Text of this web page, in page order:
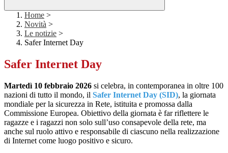
Home >
Novità >
Le notizie >
Safer Internet Day
Safer Internet Day
Martedì 10 febbraio 2026 si celebra, in contemporanea in oltre 100
nazioni di tutto il mondo, il Safer Internet Day (SID), la giornata
mondiale per la sicurezza in Rete, istituita e promossa dalla
Commissione Europea. Obiettivo della giornata è far riflettere le
ragazze e i ragazzi non solo sull’uso consapevole della rete, ma
anche sul ruolo attivo e responsabile di ciascuno nella realizzazione
di Internet come luogo positivo e sicuro.